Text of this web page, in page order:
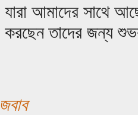
যারা আমাদের সাথে
করছেন তাদের জন্য
জবাব